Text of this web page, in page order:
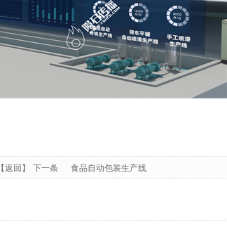
【返回】 下一条 食品自动包装生产线